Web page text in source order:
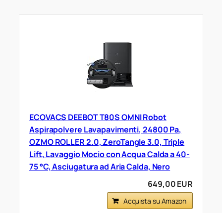
ECOVACS DEEBOT T80S OMNI Robot
Aspirapolvere Lavapavimenti, 24800 Pa,
OZMO ROLLER 2.0, ZeroTangle 3.0, Triple
Lift, Lavaggio Mocio con Acqua Calda a 40-
75 °C, Asciugatura ad Aria Calda, Nero
649,00 EUR
Acquista su Amazon